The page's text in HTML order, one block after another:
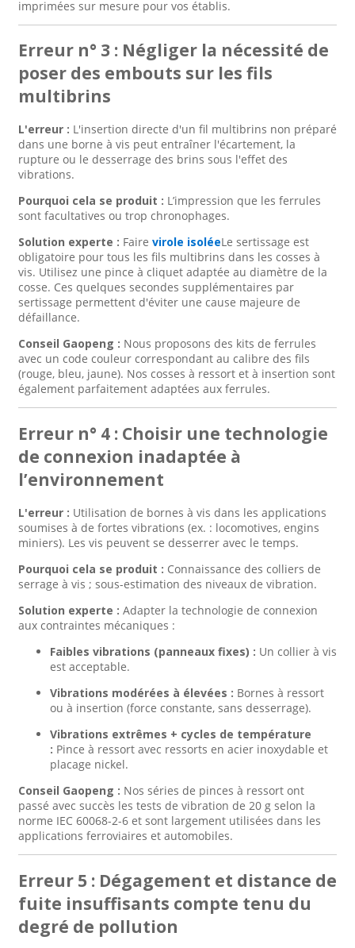
imprimées sur mesure pour vos établis.
Erreur n° 3 : Négliger la nécessité de
poser des embouts sur les fils
multibrins
L'erreur : L'insertion directe d'un fil multibrins non préparé
dans une borne à vis peut entraîner l'écartement, la
rupture ou le desserrage des brins sous l'effet des
vibrations.
Pourquoi cela se produit : L’impression que les ferrules
sont facultatives ou trop chronophages.
Solution experte : Faire virole isoléeLe sertissage est
obligatoire pour tous les fils multibrins dans les cosses à
vis. Utilisez une pince à cliquet adaptée au diamètre de la
cosse. Ces quelques secondes supplémentaires par
sertissage permettent d'éviter une cause majeure de
défaillance.
Conseil Gaopeng : Nous proposons des kits de ferrules
avec un code couleur correspondant au calibre des fils
(rouge, bleu, jaune). Nos cosses à ressort et à insertion sont
également parfaitement adaptées aux ferrules.
Erreur n° 4 : Choisir une technologie
de connexion inadaptée à
l’environnement
L'erreur : Utilisation de bornes à vis dans les applications
soumises à de fortes vibrations (ex. : locomotives, engins
miniers). Les vis peuvent se desserrer avec le temps.
Pourquoi cela se produit : Connaissance des colliers de
serrage à vis ; sous-estimation des niveaux de vibration.
Solution experte : Adapter la technologie de connexion
aux contraintes mécaniques :
Faibles vibrations (panneaux fixes) : Un collier à vis
est acceptable.
Vibrations modérées à élevées : Bornes à ressort
ou à insertion (force constante, sans desserrage).
Vibrations extrêmes + cycles de température
: Pince à ressort avec ressorts en acier inoxydable et
placage nickel.
Conseil Gaopeng : Nos séries de pinces à ressort ont
passé avec succès les tests de vibration de 20 g selon la
norme IEC 60068-2-6 et sont largement utilisées dans les
applications ferroviaires et automobiles.
Erreur 5 : Dégagement et distance de
fuite insuffisants compte tenu du
degré de pollution